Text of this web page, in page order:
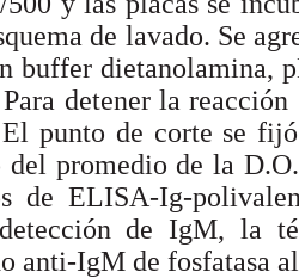
de lavado. Se
buffer dietanolamina,
detener la
punto de corte se
del promedio de la
de ELISA-Ig-
de IgM, la
anti-IgM de fosfatasa